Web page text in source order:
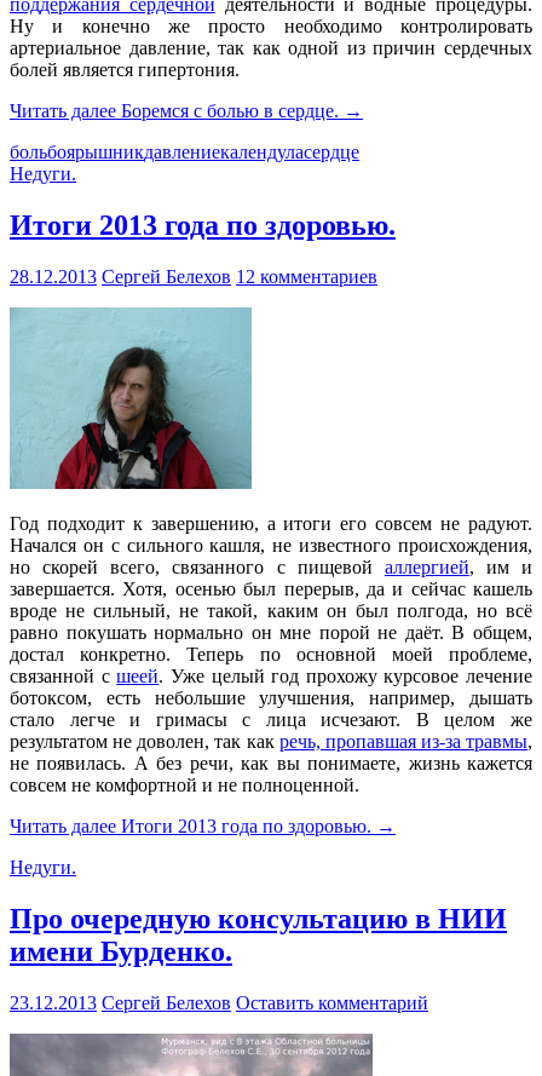
поддержания сердечной деятельности и водные процедуры.
Ну и конечно же просто необходимо контролировать
артериальное давление, так как одной из причин сердечных
болей является гипертония.
Читать далее Боремся с болью в сердце. →
больбоярышникдавлениекалендуласердце
Недуги.
Итоги 2013 года по здоровью.
28.12.2013 Сергей Белехов 12 комментариев
Год подходит к завершению, а итоги его совсем не радуют.
Начался он с сильного кашля, не известного происхождения,
но скорей всего, связанного с пищевой аллергией, им и
завершается. Хотя, осенью был перерыв, да и сейчас кашель
вроде не сильный, не такой, каким он был полгода, но всё
равно покушать нормально он мне порой не даёт. В общем,
достал конкретно. Теперь по основной моей проблеме,
связанной сшеей. Уже целый год прохожу курсовое лечение
ботоксом, есть небольшие улучшения, например, дышать
стало легче и гримасы с лица исчезают. В целом же
результатом не доволен, так как речь, пропавшая из-за травмы,
не появилась. А без речи, как вы понимаете, жизнь кажется
совсем не комфортной и не полноценной.
Читать далее Итоги 2013 года по здоровью. →
Недуги.
Про очередную консультацию в НИИ
имени Бурденко.
23.12.2013 Сергей Белехов Оставить комментарий